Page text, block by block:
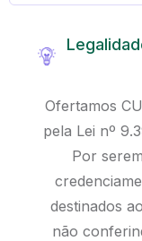
Ofertamos
pela Lei nº
Por
destinados
não